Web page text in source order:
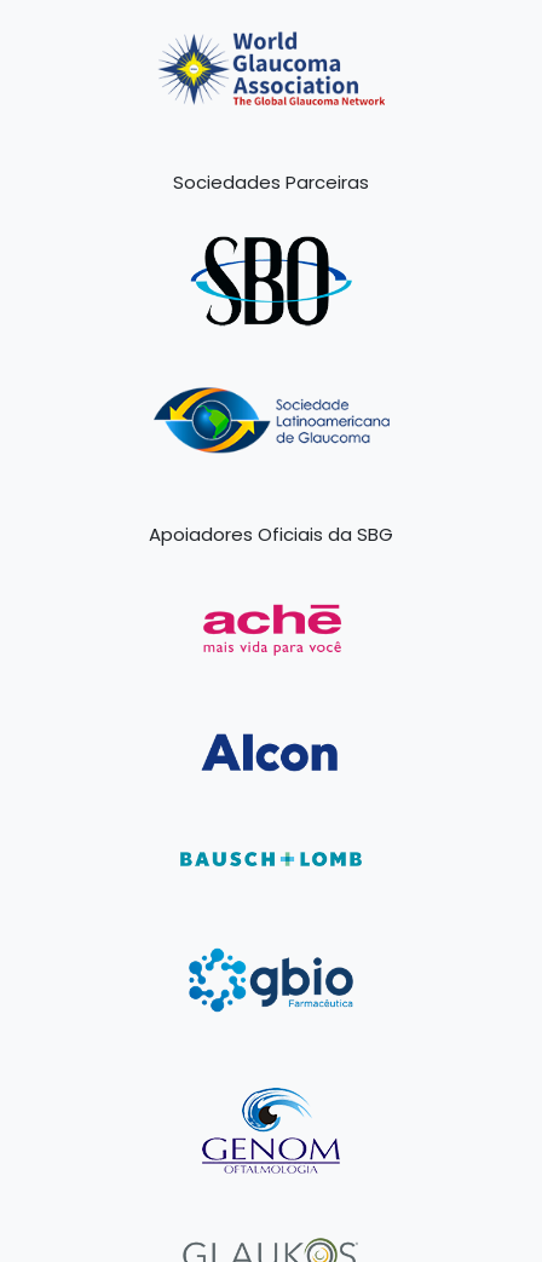
Sociedades Parceiras
Apoiadores Oficiais da SBG